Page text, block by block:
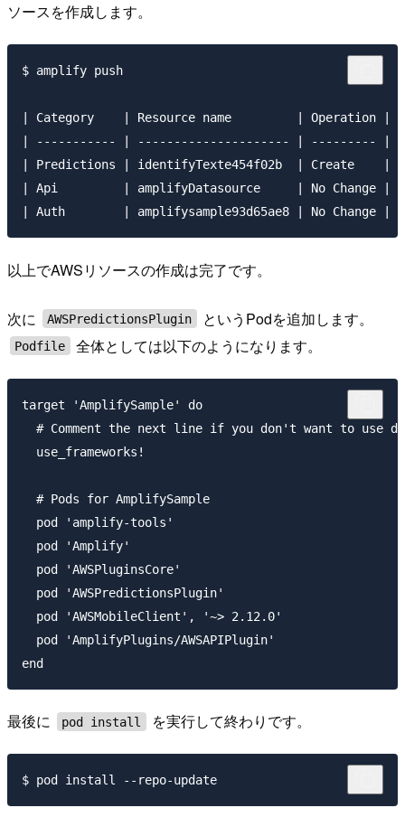
ソースを作成します。
$ amplify push
| Category    | Resource name         | Operation |
| ----------- | --------------------- | --------- |
| Predictions | identifyTexte454f02b  | Create    |
| Api         | amplifyDatasource     | No Change |
以上でAWSリソースの作成は完了です。
次に AWSPredictionsPlugin というPodを追加します。
Podfile 全体としては以下のようになります。
target 'AmplifySample' do
# Comment the next line if you don't want to use
  use_frameworks!
  # Pods for AmplifySample
  pod 'amplify-tools'
  pod 'Amplify'
  pod 'AWSPluginsCore'
  pod 'AWSPredictionsPlugin'
  pod 'AWSMobileClient', '~> 2.12.0'
  pod 'AmplifyPlugins/AWSAPIPlugin'
最後に pod install を実行して終わりです。